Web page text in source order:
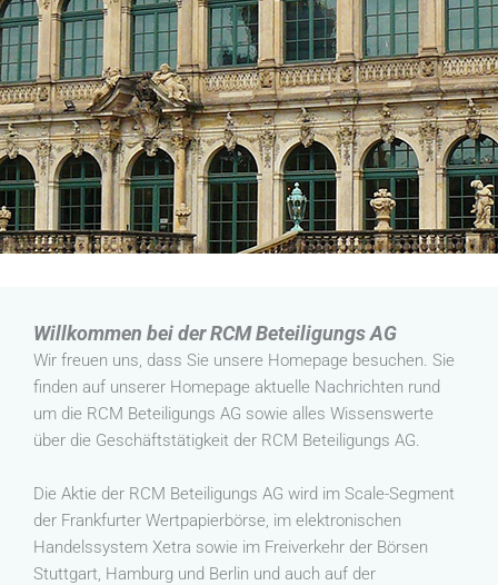
Willkommen bei der RCM Beteiligungs AG
Wir freuen uns, dass Sie unsere Homepage besuchen. Sie
finden auf unserer Homepage aktuelle Nachrichten rund
um die RCM Beteiligungs AG sowie alles Wissenswerte
über die Geschäftstätigkeit der RCM Beteiligungs AG.
Die Aktie der RCM Beteiligungs AG wird im Scale-Segment
der Frankfurter Wertpapierbörse, im elektronischen
Handelssystem Xetra sowie im Freiverkehr der Börsen
Stuttgart, Hamburg und Berlin und auch auf der